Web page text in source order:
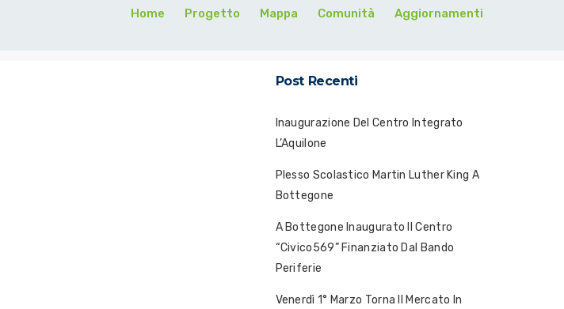
Home Progetto Mappa Comunità Aggiornamenti
Post Recenti
Inaugurazione Del Centro Integrato
L’Aquilone
Plesso Scolastico Martin Luther King A
Bottegone
A Bottegone Inaugurato Il Centro
“Civico569” Finanziato Dal Bando
Periferie
Venerdì 1° Marzo Torna Il Mercato In